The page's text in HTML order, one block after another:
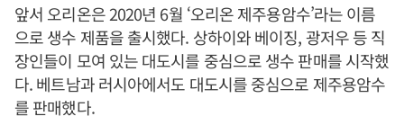
앞서 오리온은 2020년 6월 ‘오리온 제주용암수’라는 이름
으로 생수 제품을 출시했다. 상하이와 베이징, 광저우 등 직
장인들이 모여 있는 대도시를 중심으로 생수 판매를 시작했
다. 베트남과 러시아에서도 대도시를 중심으로 제주용암수
를 판매했다.